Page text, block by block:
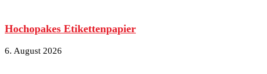
Hochopakes Etikettenpapier
6. August 2026